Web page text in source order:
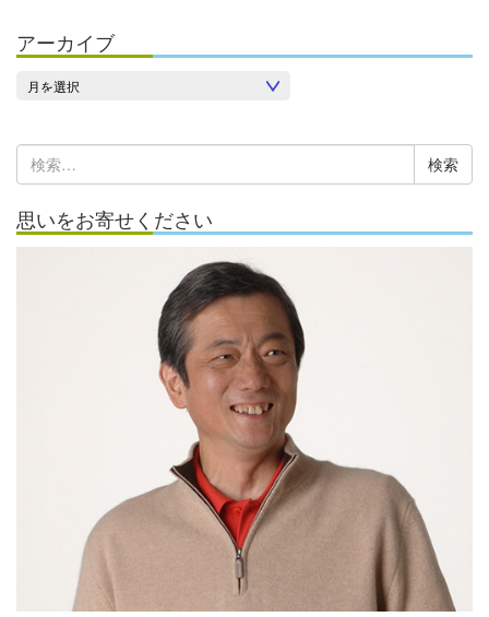
アーカイブ
カ
索:
思いをお寄せください